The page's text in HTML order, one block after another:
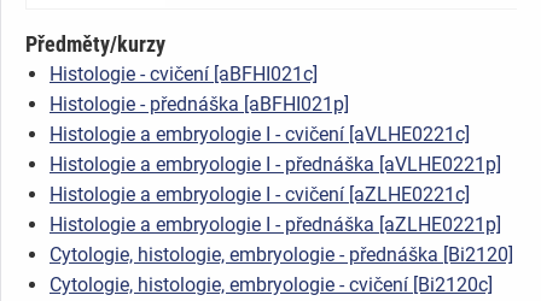
Předměty/kurzy
Histologie - cvičení [aBFHI021c]
Histologie - přednáška [aBFHI021p]
Histologie a embryologie I - cvičení [aVLHE0221c]
Histologie a embryologie I - přednáška [aVLHE0221p]
Histologie a embryologie I - cvičení [aZLHE0221c]
Histologie a embryologie I - přednáška [aZLHE0221p]
Cytologie, histologie, embryologie - přednáška [Bi2120]
Cytologie, histologie, embryologie - cvičení [Bi2120c]